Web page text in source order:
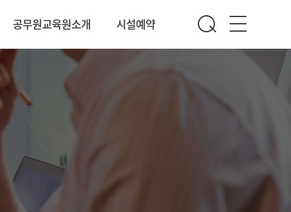
공무원교육원소개 시설예약